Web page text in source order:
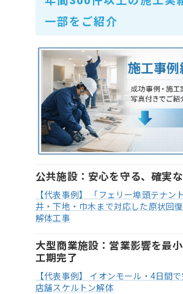
一部をご紹介
公共施設：安心を守る、確実
【代表事例】 「フェリー埠頭テナン
井・下地・巾木まで対応した原状回
解体工事
大型商業施設：営業影響を最
工期完了
【代表事例】 イオンモール・4日間
店舗スケルトン解体